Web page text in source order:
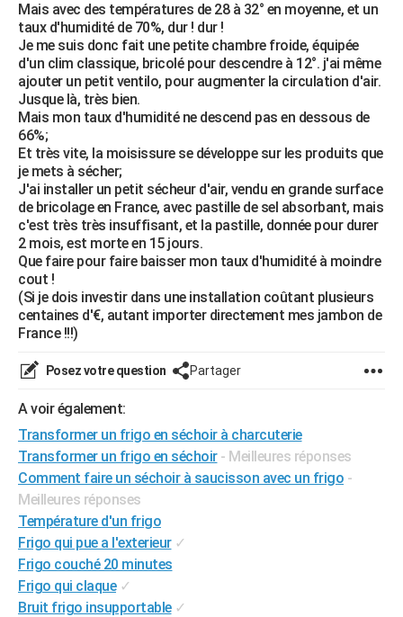
Guides de France
Escapades
Patrimoine
Expositions
Musées
Week-end nature
LIFESTYLE
Art de vivre
Bien-être
Loisirs
Mode
Modes de vie
SANTE
Alimentation
Guide de la santé
Maladies
Médicaments
Sommeil
VOYAGE
Destinations
City break
Voyage nature
Voyage de noces
Forum
Climat
+PHOTO
GUIDES D'ACHAT
BONS PLANS
CARTE DE VOEUX
Carte de Noël
Carte Bonne année
Carte Saint-Valentin
Carte Pâques
Carte d'anniversaire
DICTIONNAIRE
Dictionnaire
Biographies
Citations
Expressions
Proverbes
PROGRAMME TV
COPAINS D'AVANT
S'inscrire
Se connecter
Lycées
Collèges
Primaires
Universités
Entreprises
Service militaire
Avis de recherche
AVIS DE DÉCÈS
FORUM
Bricolage
Lifestyle
Culture
Sport
Auto
Television
Voyage
Cinema
Mais avec des températures de 28 à 32° en moyenne, et un
taux d'humidité de 70%, dur ! dur !
Je me suis donc fait une petite chambre froide, équipée
d'un clim classique, bricolé pour descendre à 12°. j'ai même
ajouter un petit ventilo, pour augmenter la circulation d'air.
Jusque là, très bien.
Mais mon taux d'humidité ne descend pas en dessous de
66%;
Et très vite, la moisissure se développe sur les produits que
je mets à sécher;
J'ai installer un petit sécheur d'air, vendu en grande surface
de bricolage en France, avec pastille de sel absorbant, mais
c'est très très insuffisant, et la pastille, donnée pour durer
2 mois, est morte en 15 jours.
Que faire pour faire baisser mon taux d'humidité à moindre
cout !
(Si je dois investir dans une installation coûtant plusieurs
centaines d'€, autant importer directement mes jambon de
France !!!)
Posez votre question Partager
A voir également:
Transformer un frigo en séchoir à charcuterie
Transformer un frigo en séchoir - Meilleures réponses
Comment faire un séchoir à saucisson avec un frigo -
Meilleures réponses
Température d'un frigo
Frigo qui pue a l'exterieur ✓
Frigo couché 20 minutes
Frigo qui claque ✓
Bruit frigo insupportable ✓